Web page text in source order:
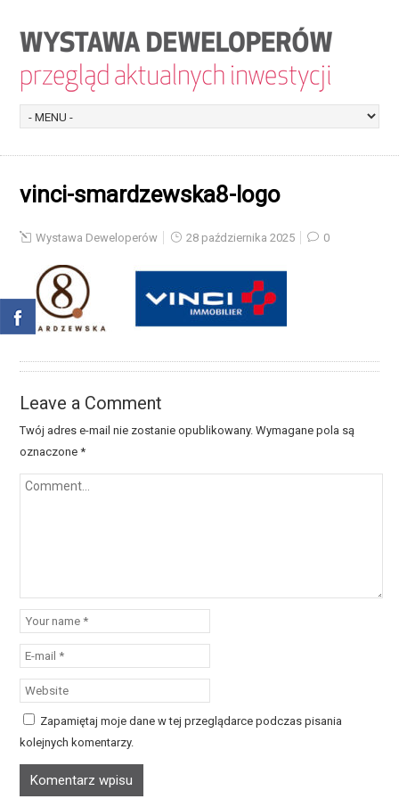
vinci-smardzewska8-logo
Wystawa Deweloperów 28 października 2025 0
Leave a Comment
Twój adres e-mail nie zostanie opublikowany. Wymagane pola są
oznaczone*
Zapamiętaj moje dane w tej przeglądarce podczas pisania
kolejnych komentarzy.